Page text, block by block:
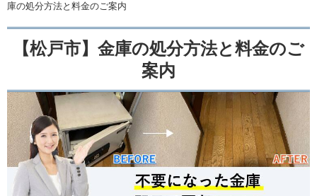
庫の処分方法と料金のご案内
【松戸市】金庫の処分方法と料金のご
案内